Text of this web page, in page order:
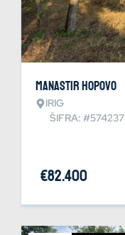
Manastir Hopovo
IRIG
ŠIFRA: #574237
€82.400